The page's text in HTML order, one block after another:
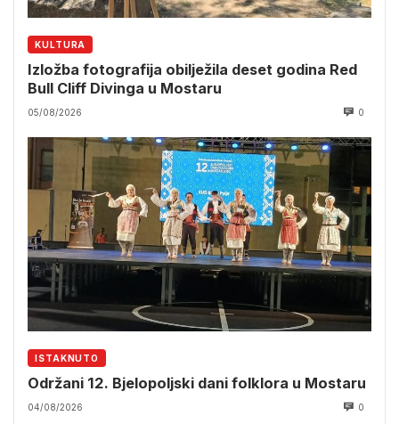
KULTURA
Izložba fotografija obilježila deset godina Red
Bull Cliff Divinga u Mostaru
05/08/2026 0
ISTAKNUTO
Održani 12. Bjelopoljski dani folklora u Mostaru
04/08/2026 0